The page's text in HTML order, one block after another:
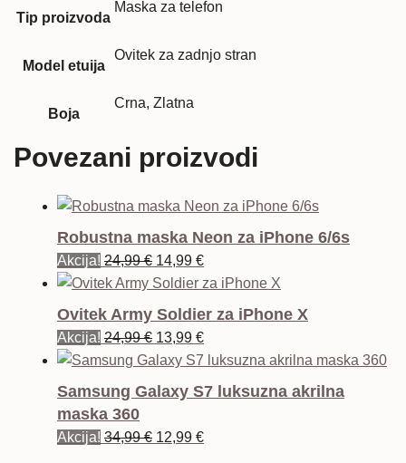
Tip proizvoda
Maska za telefon
Model etuija
Ovitek za zadnjo stran
Boja
Crna, Zlatna
Povezani proizvodi
Robustna maska Neon za iPhone 6/6s
Akcija! 24,99€ Izvorna
cijena
14,99 €Trenutna
cijena
Ovitek Army Soldier za iPhone X
Akcija! 24,99€ Izvorna
cijena
bila
13,99 €Trenutna
cijena
Samsung Galaxy S7 luksuzna akrilna
maska 360
Akcija! 34,99€ Izvorna
12,99 €Trenutna